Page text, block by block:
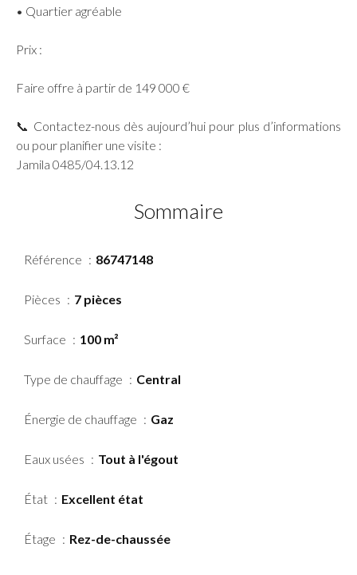
• Quartier agréable
Prix :
Faire offre à partir de 149 000 €
📞 Contactez-nous dès aujourd’hui pour plus d’informations
ou pour planifier une visite :
Jamila 0485/04.13.12
Sommaire
Référence 86747148
Pièces 7 pièces
Surface 100 m²
Type de chauffage Central
Énergie de chauffage Gaz
Eaux usées Tout à l'égout
État Excellent état
Étage Rez-de-chaussée